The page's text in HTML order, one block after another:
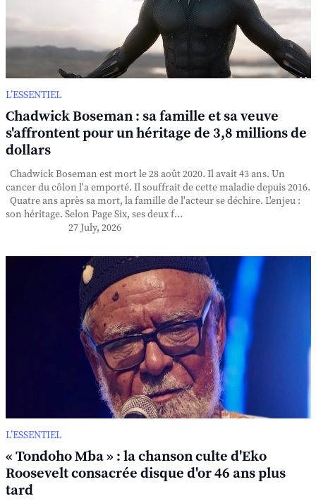
L’ESSENTIEL
Chadwick Boseman : sa famille et sa veuve
s'affrontent pour un héritage de 3,8 millions de
dollars
Chadwick Boseman est mort le 28 août 2020. Il avait 43 ans. Un
cancer du côlon l'a emporté. Il souffrait de cette maladie depuis 2016.
Quatre ans après sa mort, la famille de l'acteur se déchire. L'enjeu :
son héritage. Selon Page Six, ses deux f...
27 July, 2026
L’ESSENTIEL
« Tondoho Mba » : la chanson culte d'Eko
Roosevelt consacrée disque d'or 46 ans plus
tard